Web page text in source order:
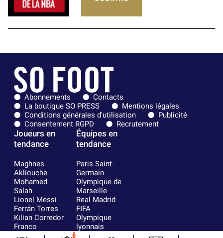
Abonnements
Contacts
La boutique SO PRESS
Mentions légales
Conditions générales d'utilisation
Publicité
Consentement RGPD
Recrutement
Joueurs en
tendance
Maghnes
Akliouche
Mohamed
Salah
Lionel Messi
Ferrán Torres
Kilian Corredor
Franco
Mastantuono
Équipes en
tendance
Paris Saint-
Germain
Olympique de
Marseille
Real Madrid
FIFA
Olympique
lyonnais
AS Monaco
0